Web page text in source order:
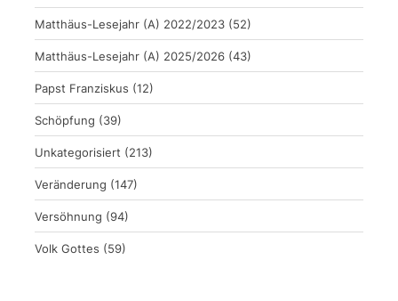
Matthäus-Lesejahr (A) 2022/2023 (52)
Matthäus-Lesejahr (A) 2025/2026 (43)
Papst Franziskus (12)
Schöpfung (39)
Unkategorisiert (213)
Veränderung (147)
Versöhnung (94)
Volk Gottes (59)